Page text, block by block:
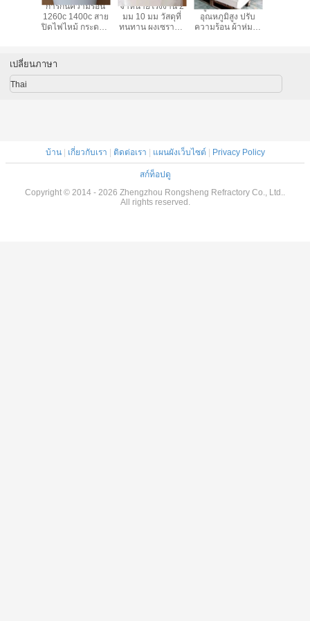
การกันความร้อน
1260c 1400c สาย
ปิดไฟไหม้ กระดาษ
จําหน่ายโรงงาน 2
มม 10 มม วัสดุที่
ทนทาน ผงเซรามิก
อลูมิเนียมซิลิแคต
อุณหภูมิสูง ปรับ
ความร้อน ผ้าห่มใย
เปลี่ยนภาษา
Thai
บ้าน| เกี่ยวกับเรา | ติดต่อเรา | แผนผังเว็บไซต์ | Privacy Policy
สก์ท็อปดู
Copyright © 2014 - 2026 Zhengzhou Rongsheng Refractory Co., Ltd..
All rights reserved.